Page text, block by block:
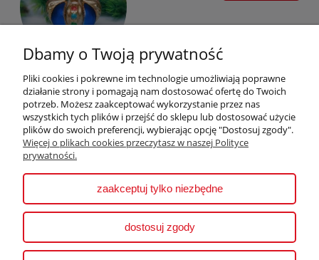
Pomoc
Płatności i dostawa
Informacje
Dbamy o Twoją prywatność
Pliki cookies i pokrewne im technologie umożliwiają poprawne
działanie strony i pomagają nam dostosować ofertę do Twoich
potrzeb. Możesz zaakceptować wykorzystanie przez nas
wszystkich tych plików i przejść do sklepu lub dostosować użycie
plików do swoich preferencji, wybierając opcję "Dostosuj zgody".
Więcej o plikach cookies przeczytasz w naszej Polityce
prywatności.
zaakceptuj tylko niezbędne
dostosuj zgody